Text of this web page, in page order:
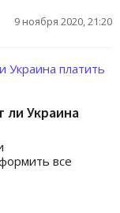
9 ноября 2020, 21:20
ли Украина
все